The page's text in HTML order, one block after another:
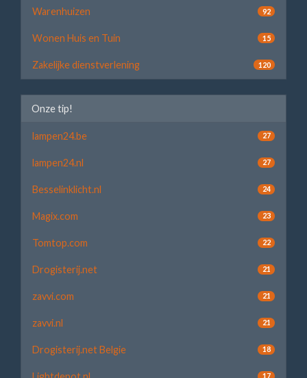
Warenhuizen 92
Wonen Huis en Tuin 15
Zakelijke dienstverlening 120
Onze tip!
lampen24.be 27
lampen24.nl 27
Besselinklicht.nl 24
Magix.com 23
Tomtop.com 22
Drogisterij.net 21
zavvi.com 21
zavvi.nl 21
Drogisterij.net Belgie 18
17